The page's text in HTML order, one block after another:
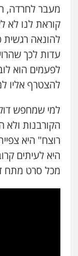
מעבר לחרדה,
קוראת לנו לא
להונאה רגשית
עדות לכך
לפעמים הוא
להצטרף אליו
למי שמחפש
הקורבנות ולא
רוצח" היא
היא לעיתים
מכל סרט מתח